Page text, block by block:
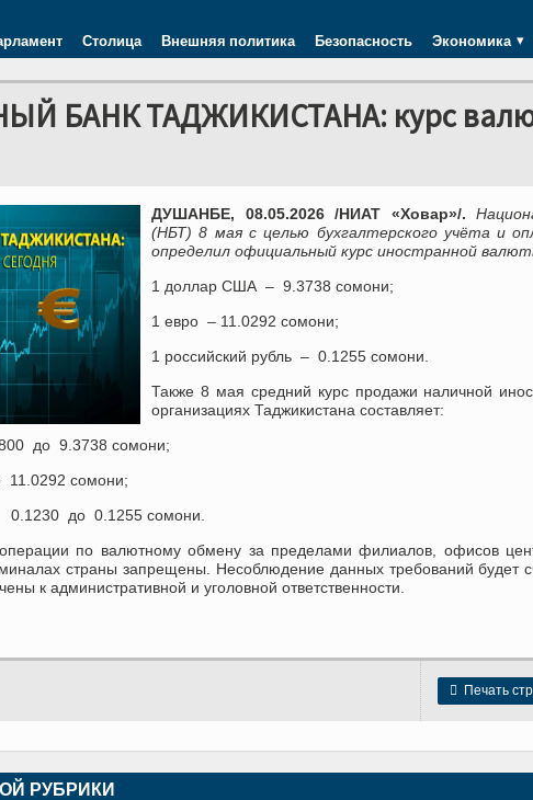
Столица Внешняя политика Безопасность Экономика
БАНК ТАДЖИКИСТАНА: курс
ДУШАНБЕ, 08.05.2026 /НИАТ «Ховар»/.
(НБТ) 8 мая с целью бухгалтерского учёта и
определил официальный курс иностранной
1 доллар США – 9.3738 сомони;
1 евро – 11.0292 сомони;
1 российский рубль – 0.1255 сомони.
Также 8 мая средний курс продажи наличной
организациях Таджикистана составляет:
до 9.3738 сомони;
сомони;
0.1230 до 0.1255 сомони.
по валютному обмену за пределами филиалов, офисов
страны запрещены. Несоблюдение данных требований будет
к административной и уголовной ответственности.
 Печать
РУБРИКИ